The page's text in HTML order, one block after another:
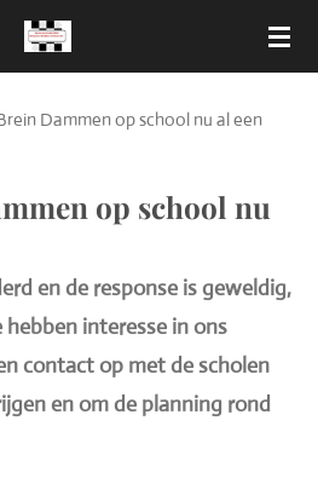
Dammen op school nu al een
op school nu
en de response is geweldig,
interesse in ons
contact op met de scholen
en om de planning rond